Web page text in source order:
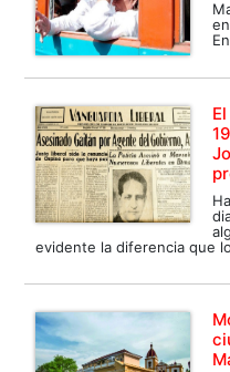
evidente la diferencia que